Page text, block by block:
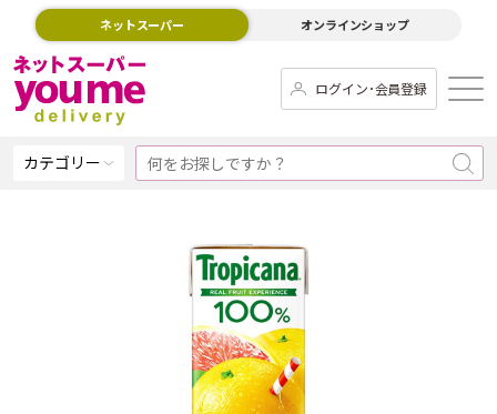
ネットスーパー オンラインショップ
ログイン･会員登録
カテゴリー